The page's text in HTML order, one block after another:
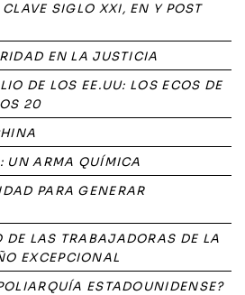
SIGLO XXI, EN Y POST
EN LA JUSTICIA
DE LOS EE.UU: LOS ECOS DE
20
UN ARMA QUÍMICA
PARA GENERAR
DE LAS TRABAJADORAS DE LA
EXCEPCIONAL
ESTADOUNIDENSE?